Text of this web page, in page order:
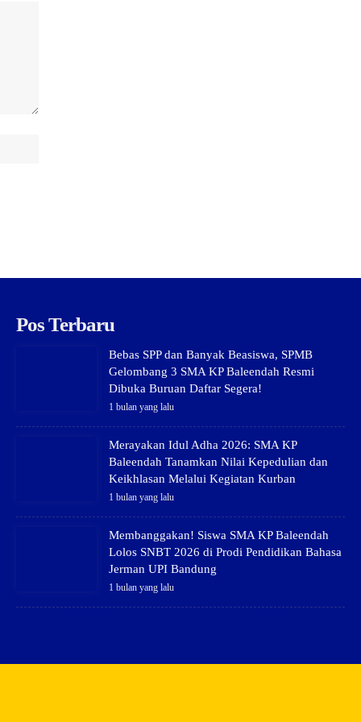
Pos Terbaru
Bebas SPP dan Banyak Beasiswa, SPMB
Gelombang 3 SMA KP Baleendah Resmi
Dibuka Buruan Daftar Segera!
1 bulan yang lalu
Merayakan Idul Adha 2026: SMA KP
Baleendah Tanamkan Nilai Kepedulian dan
Keikhlasan Melalui Kegiatan Kurban
1 bulan yang lalu
Membanggakan! Siswa SMA KP Baleendah
Lolos SNBT 2026 di Prodi Pendidikan Bahasa
Jerman UPI Bandung
1 bulan yang lalu